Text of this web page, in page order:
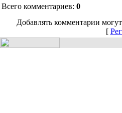
Всего комментариев: 0
Добавлять комментарии
[